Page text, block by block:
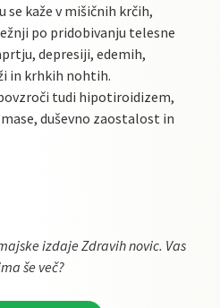
se kaže v mišičnih krčih,
po pridobivanju telesne
depresiji, edemih,
in krhkih nohtih.
tudi hipotiroidizem,
duševno zaostalost in
izdaje Zdravih novic. Vas
še več?